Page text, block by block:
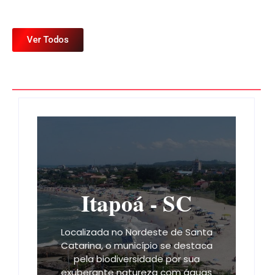
Ver Todos
Itapoá - SC
Localizada no Nordeste de Santa
Catarina, o município se destaca
pela biodiversidade por sua
exuberante natureza com águas